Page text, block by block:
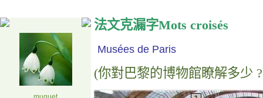
法文克漏字Mots croisés
Musées de Paris
(你對巴黎的博物館瞭解多少